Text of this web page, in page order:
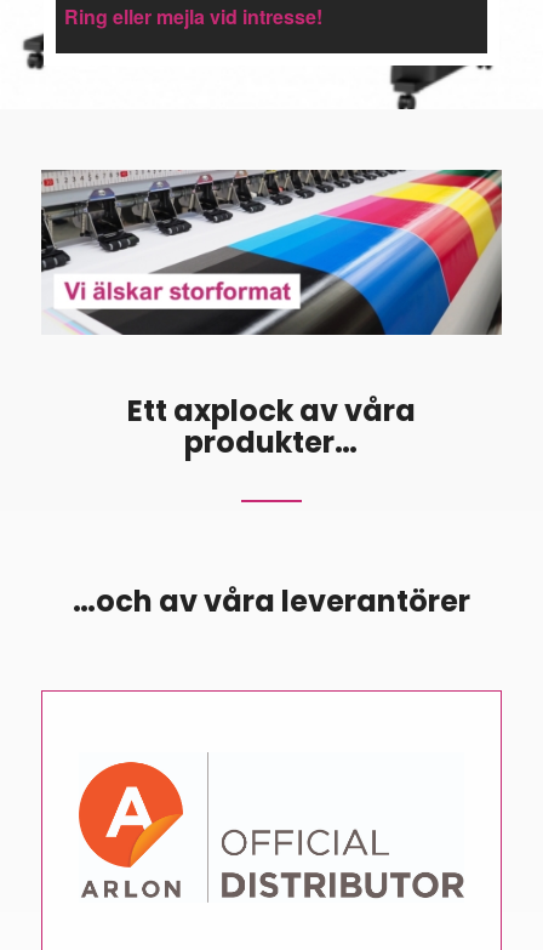
Ring eller mejla vid intresse!
Ett axplock av våra
produkter…
…och av våra leverantörer